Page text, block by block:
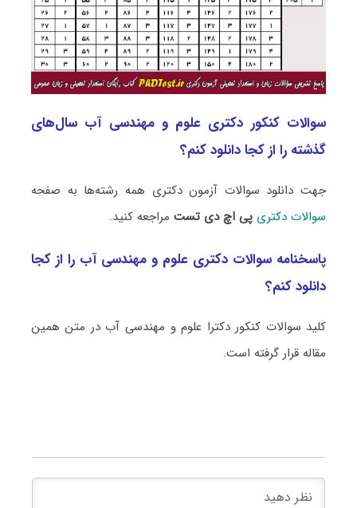
سوالات کنکور دکتری علوم و مهندسی آب سال‌های
گذشته را از کجا دانلود کنم؟
جهت دانلود سوالات آزمون دکتری همه رشته‌ها به صفحه
سوالات دکتری پی اچ دی تستمراجعه کنید.
پاسخنامه سوالات دکتری علوم و مهندسی آب را از کجا
دانلود کنم؟
کلید سوالات کنکور دکترا علوم و مهندسی آب در متن همین
مقاله قرار گرفته است.